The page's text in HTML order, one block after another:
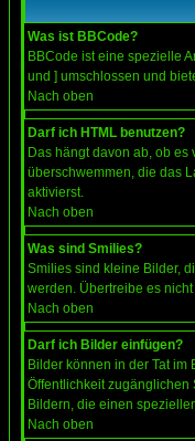
Was ist BBCode?
BBCode ist eine spezielle
und ] umschlossen und
Nach oben
Darf ich HTML benutzen?
Das hängt davon ab, ob
überschwemmen, die das
aktivierst.
Nach oben
Was sind Smilies?
Smilies sind kleine Bilder,
werden. Übertreibe es
Nach oben
Darf ich Bilder einfügen?
Bilder können in der Tat
Öffentlichkeit zugänglichen
Bildern, die einen
Nach oben